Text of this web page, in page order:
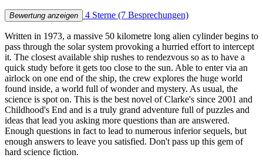
Bewertung anzeigen 4 Sterne (7 Besprechungen)
Written in 1973, a massive 50 kilometre long alien cylinder begins to
pass through the solar system provoking a hurried effort to intercept
it. The closest available ship rushes to rendezvous so as to have a
quick study before it gets too close to the sun. Able to enter via an
airlock on one end of the ship, the crew explores the huge world
found inside, a world full of wonder and mystery. As usual, the
science is spot on. This is the best novel of Clarke's since 2001 and
Childhood's End and is a truly grand adventure full of puzzles and
ideas that lead you asking more questions than are answered.
Enough questions in fact to lead to numerous inferior sequels, but
enough answers to leave you satisfied. Don't pass up this gem of
hard science fiction.